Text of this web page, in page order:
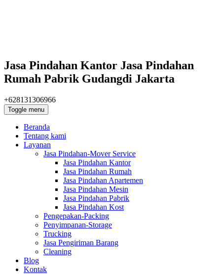
Jasa Pindahan Kantor Jasa Pindahan
Rumah Pabrik Gudangdi Jakarta
+628131306966
Toggle menu
Beranda
Tentang kami
Layanan
Jasa Pindahan-Mover Service
Jasa Pindahan Kantor
Jasa Pindahan Rumah
Jasa Pindahan Apartemen
Jasa Pindahan Mesin
Jasa Pindahan Pabrik
Jasa Pindahan Kost
Pengepakan-Packing
Penyimpanan-Storage
Trucking
Jasa Pengiriman Barang
Cleaning
Blog
Kontak